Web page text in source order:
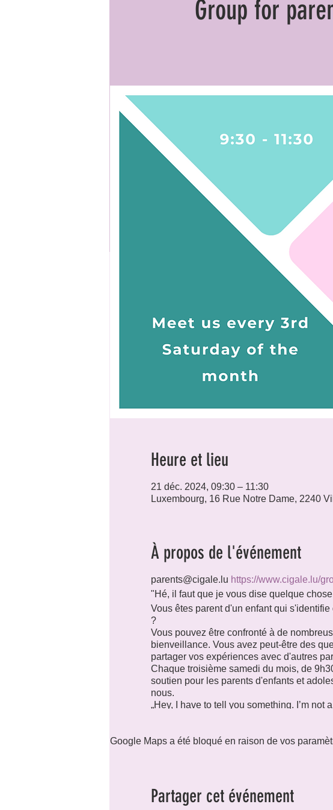
Group for
Heure et lieu
21 déc. 2024, 09:30 – 11:30
Luxembourg, 16 Rue Notre Dame, 2240
À propos de l'événement
parents@cigale.lu https://www.cigale.lu/
"Hé, il faut que je vous dise quelque
Vous êtes parent d'un enfant qui
?
Vous pouvez être confronté à de
bienveillance. Vous avez peut-être des
partager vos expériences avec d'autres
Chaque troisième samedi du mois, de
soutien pour les parents d'enfants et
nous.
„Hey, I have to tell you something. I’m not
You may have questions about how to
"Hey, ich muss euch etwas sagen. Ich bin
Google Maps a été bloqué en raison de vos
Partager cet événement